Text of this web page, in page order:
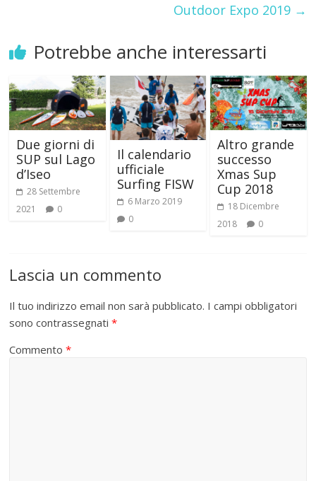
Outdoor Expo 2019 →
Potrebbe anche interessarti
Due giorni di
SUP sul Lago
d’Iseo
28 Settembre
2021
0
Il calendario
ufficiale
Surfing FISW
6 Marzo 2019
0
Altro grande
successo
Xmas Sup
Cup 2018
18 Dicembre
2018
0
Lascia un commento
Il tuo indirizzo email non sarà pubblicato. I campi obbligatori
sono contrassegnati*
Commento*